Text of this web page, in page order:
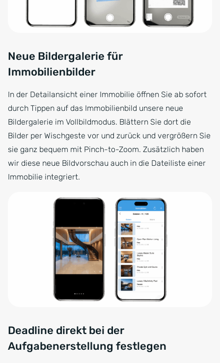
Neue Bildergalerie für
Immobilienbilder
In der Detailansicht einer Immobilie öffnen Sie ab sofort
durch Tippen auf das Immobilienbild unsere neue
Bildergalerie im Vollbildmodus. Blättern Sie dort die
Bilder per Wischgeste vor und zurück und vergrößern Sie
sie ganz bequem mit Pinch-to-Zoom. Zusätzlich haben
wir diese neue Bildvorschau auch in die Dateiliste einer
Immobilie integriert.
Deadline direkt bei der
Aufgabenerstellung festlegen